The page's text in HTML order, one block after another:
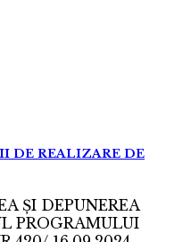
DE REALIZARE DE
ȘI DEPUNEREA
PROGRAMULUI